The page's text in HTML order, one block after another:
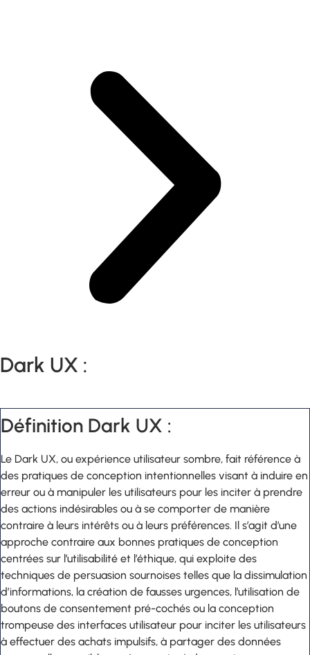
Dark UX :
Définition Dark UX :
Le Dark UX, ou expérience utilisateur sombre, fait référence à
des pratiques de conception intentionnelles visant à induire en
erreur ou à manipuler les utilisateurs pour les inciter à prendre
des actions indésirables ou à se comporter de manière
contraire à leurs intérêts ou à leurs préférences. Il s’agit d’une
approche contraire aux bonnes pratiques de conception
centrées sur l’utilisabilité et l’éthique, qui exploite des
techniques de persuasion sournoises telles que la dissimulation
d’informations, la création de fausses urgences, l’utilisation de
boutons de consentement pré-cochés ou la conception
trompeuse des interfaces utilisateur pour inciter les utilisateurs
à effectuer des achats impulsifs, à partager des données